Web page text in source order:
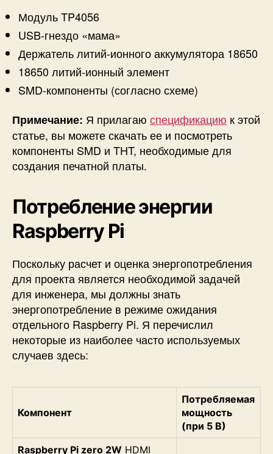
Модуль TP4056
USB-гнездо «мама»
Держатель литий-ионного аккумулятора 18650
18650 литий-ионный элемент
SMD-компоненты (согласно схеме)
Примечание: Я прилагаю спецификацию к этой
статье, вы можете скачать ее и посмотреть
компоненты SMD и THT, необходимые для
создания печатной платы.
Потребление энергии
Raspberry Pi
Поскольку расчет и оценка энергопотребления
для проекта является необходимой задачей
для инженера, мы должны знать
энергопотребление в режиме ожидания
отдельного Raspberry Pi. Я перечислил
некоторые из наиболее часто используемых
случаев здесь:
Компонент
Потребляемая
мощность
(при 5 В)
Raspberry Pi zero 2W HDMI